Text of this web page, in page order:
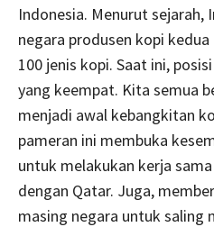
Indonesia. Menurut sejarah,
negara produsen kopi
100 jenis kopi. Saat ini,
yang keempat. Kita semua
menjadi awal kebangkitan
pameran ini membuka
untuk melakukan kerja
dengan Qatar. Juga,
masing negara untuk saling